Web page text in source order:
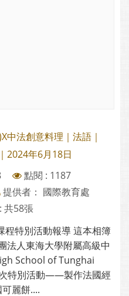
中法創意料理｜法語｜
2024年6月18日
點閱 : 1187
提供者： 國際教育處
共58張
特別活動報導 這本相簿
法人東海大學附屬高級中
School of Tunghai
特別活動——製作法國經
麗餅....